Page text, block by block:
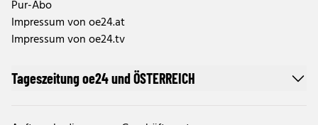
Pur-Abo
Impressum von oe24.at
Impressum von oe24.tv
Tageszeitung oe24 und ÖSTERREICH